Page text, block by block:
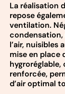
La réalisation
repose
ventilation.
condensation,
l’air, nuisibles
mise en place
hygroréglable,
renforcée,
d’air optimal